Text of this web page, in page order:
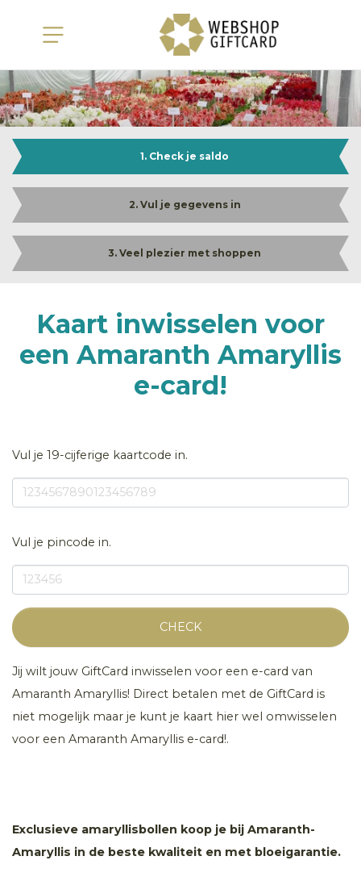
1. Check je saldo
2. Vul je gegevens in
3. Veel plezier met shoppen
Kaart inwisselen voor
een Amaranth Amaryllis
e-card!
Vul je 19-cijferige kaartcode in.
Vul je pincode in.
CHECK
Jij wilt jouw GiftCard inwisselen voor een e-card van
Amaranth Amaryllis! Direct betalen met de GiftCard is
niet mogelijk maar je kunt je kaart hier wel omwisselen
voor een Amaranth Amaryllis e-card!.
Exclusieve amaryllisbollen koop je bij Amaranth-
Amaryllis in de beste kwaliteit en met bloeigarantie.